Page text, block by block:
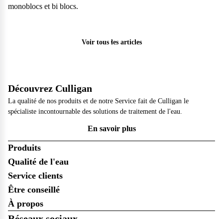
monoblocs et bi blocs.
Voir tous les articles
Découvrez Culligan
La qualité de nos produits et de notre Service fait de Culligan le
spécialiste incontournable des solutions de traitement de l'eau.
En savoir plus
Produits
Qualité de l'eau
Service clients
Être conseillé
À propos